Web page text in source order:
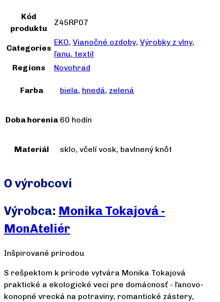
Kód
produktu
Z45RP07
Categories
EKO, Vianočné ozdoby, Výrobky z vlny,
ľanu, textil
Regions
Novohrad
Farba biela, hnedá, zelená
Doba horenia 60 hodín
Materiál sklo, včelí vosk, bavlnený knôt
O výrobcovi
Výrobca: Monika Tokajová -
MonAteliér
Inšpirované prírodou
S rešpektom k prírode vytvára Monika Tokajová
praktické a ekologické veci pre domácnosť - ľanovo-
konopné vrecká na potraviny, romantické zástery,